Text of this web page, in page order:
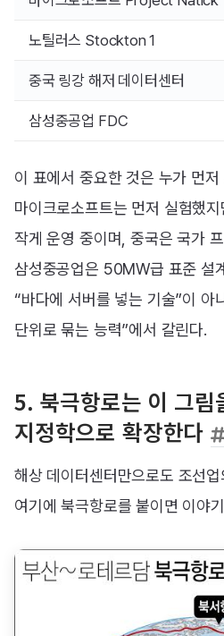
노틸러스 Stockton 1
중국 링강 해저 데이터센터
삼성중공업 FDC
이 표에서 중요한 것은 누가 먼
마이크로소프트는 먼저 실험했
작게 운영 중이며, 중국은 국가
삼성중공업은 50MW급 표준 설
“바다에 서버를 넣는 기술”이 아
단위로 묶는 능력”에서 갈린다.
5. 북극항로는 이 그림
지정학으로 확장한다
해상 데이터센터만으로도 조선
여기에 북극항로를 붙이면 이야